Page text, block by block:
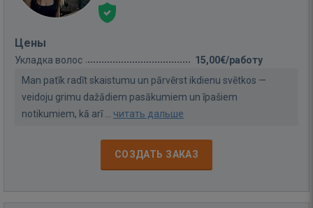
Цены
Укладка волос
15,00€/работу
Man patīk radīt skaistumu un pārvērst ikdienu svētkos —
veidoju grimu dažādiem pasākumiem un īpašiem
notikumiem, kā arī ... читать дальше
СОЗДАТЬ ЗАКАЗ